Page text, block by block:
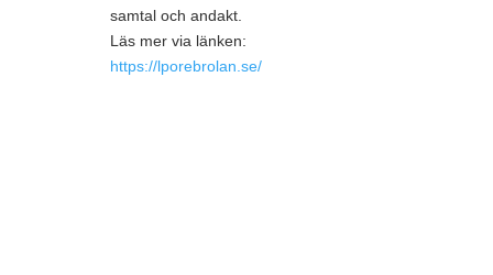
samtal och andakt.
Läs mer via länken:
https://lporebrolan.se/